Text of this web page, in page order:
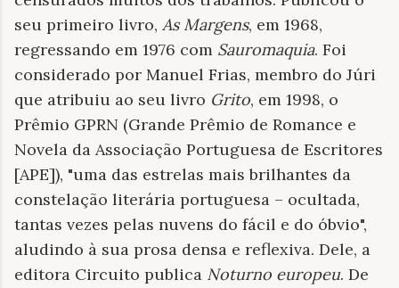
seu primeiro livro, As Margens, em 1968,
regressando em 1976 com Sauromaquia. Foi
considerado por Manuel Frias, membro do Júri
que atribuiu ao seu livro Grito, em 1998, o
Prêmio GPRN (Grande Prêmio de Romance e
Novela da Associação Portuguesa de Escritores
[APE]), "uma das estrelas mais brilhantes da
constelação literária portuguesa – ocultada,
tantas vezes pelas nuvens do fácil e do óbvio",
aludindo à sua prosa densa e reflexiva. Dele, a
editora Circuito publica Noturno europeu. De